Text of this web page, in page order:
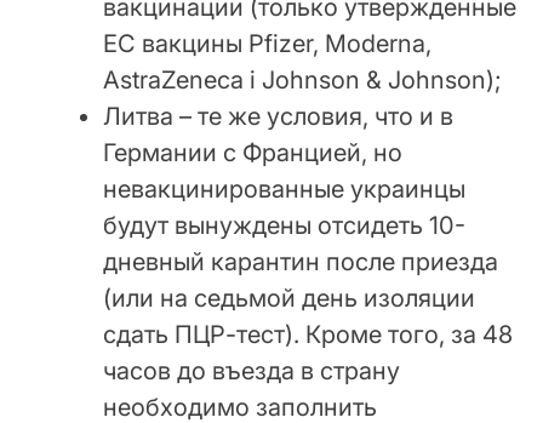
вакцинации (только утвержденные
ЕС вакцины Pfizer, Moderna,
AstraZeneca і Johnson & Johnson);
Литва – те же условия, что и в
Германии с Францией, но
невакцинированные украинцы
будут вынуждены отсидеть 10-
дневный карантин после приезда
(или на седьмой день изоляции
сдать ПЦР-тест). Кроме того, за 48
часов до въезда в страну
необходимо заполнить